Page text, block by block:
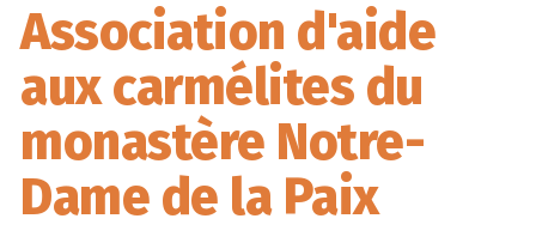
Association d'aide
aux carmélites du
monastère Notre-
Dame de la Paix